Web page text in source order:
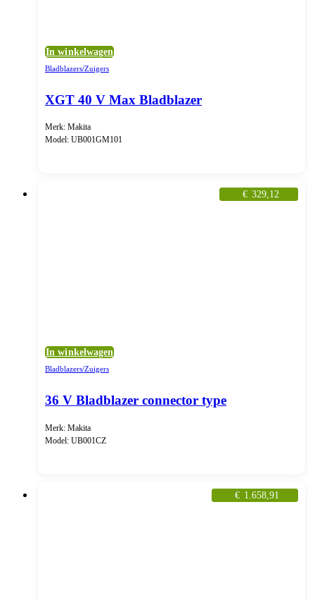
In winkelwagen
Bladblazers/Zuigers
XGT 40 V Max Bladblazer
Merk: Makita
Model: UB001GM101
€ 329,12
In winkelwagen
Bladblazers/Zuigers
36 V Bladblazer connector type
Merk: Makita
Model: UB001CZ
€ 1.658,91